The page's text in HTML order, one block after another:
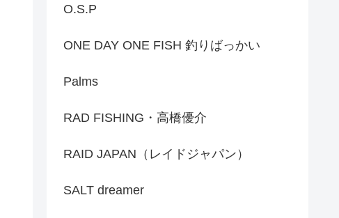
O.S.P
ONE DAY ONE FISH 釣りばっかい
Palms
RAD FISHING・高橋優介
RAID JAPAN（レイドジャパン）
SALT dreamer